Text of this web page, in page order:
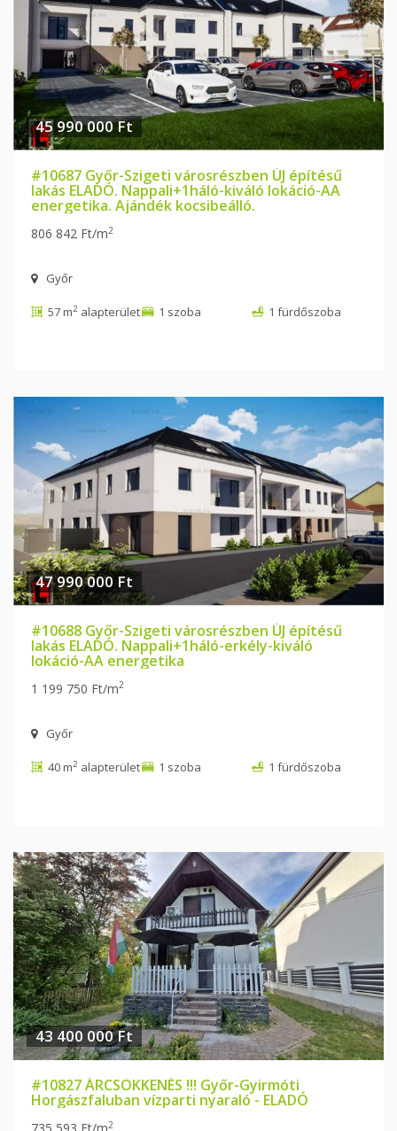
45 990 000 Ft
#10687 Győr-Szigeti városrészben ÚJ építésű
lakás ELADÓ. Nappali+1háló-kiváló lokáció-AA
energetika. Ajándék kocsibeálló.
806 842 Ft/m2
Győr
57 m2 alapterület 1 szoba 1 fürdőszoba
47 990 000 Ft
#10688 Győr-Szigeti városrészben ÚJ építésű
lakás ELADÓ. Nappali+1háló-erkély-kiváló
lokáció-AA energetika
1 199 750 Ft/m2
Győr
40 m2 alapterület 1 szoba 1 fürdőszoba
43 400 000 Ft
#10827 ÁRCSÖKKENÉS !!! Győr-Gyirmóti
Horgászfaluban vízparti nyaraló - ELADÓ
2